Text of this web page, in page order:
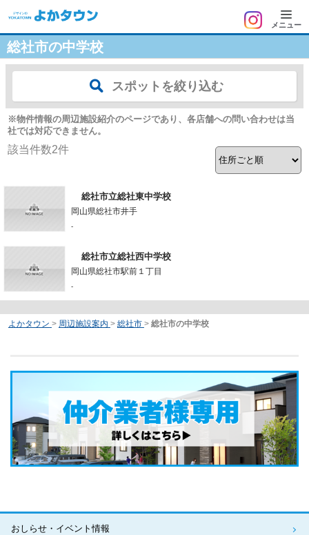
メニュー
総社市の中学校
スポットを絞り込む
※物件情報の周辺施設紹介のページであり、各店舗への問い合わせは当
社では対応できません。
該当件数2件
総社市立総社東中学校
岡山県総社市井手
-
総社市立総社西中学校
岡山県総社市駅前１丁目
-
よかタウン > 周辺施設案内 > 総社市 > 総社市の中学校
おしらせ・イベント情報